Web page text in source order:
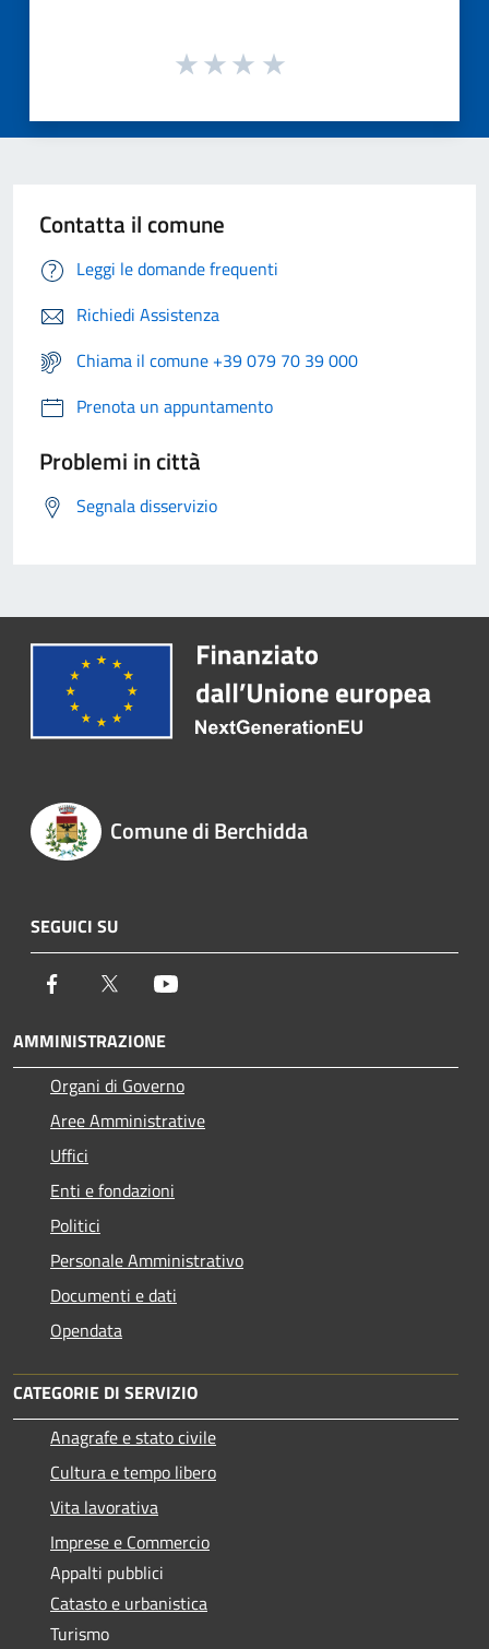
Contatta il comune
Leggi le domande frequenti
Richiedi Assistenza
Chiama il comune +39 079 70 39 000
Prenota un appuntamento
Problemi in città
Segnala disservizio
Comune di Berchidda
SEGUICI SU
Facebook Twitter
AMMINISTRAZIONE
Organi di Governo
Aree Amministrative
Uffici
Enti e fondazioni
Politici
Personale Amministrativo
Documenti e dati
Opendata
CATEGORIE DI SERVIZIO
Anagrafe e stato civile
Cultura e tempo libero
Vita lavorativa
Imprese e Commercio
Appalti pubblici
Catasto e urbanistica
Turismo